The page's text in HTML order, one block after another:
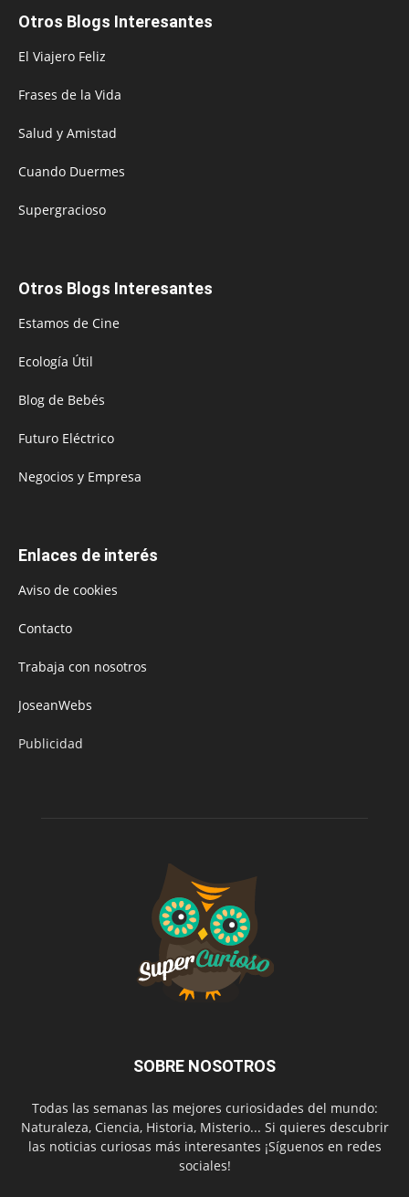
Otros Blogs Interesantes
El Viajero Feliz
Frases de la Vida
Salud y Amistad
Cuando Duermes
Supergracioso
Otros Blogs Interesantes
Estamos de Cine
Ecología Útil
Blog de Bebés
Futuro Eléctrico
Negocios y Empresa
Enlaces de interés
Aviso de cookies
Contacto
Trabaja con nosotros
JoseanWebs
Publicidad
SOBRE NOSOTROS
Todas las semanas las mejores curiosidades del mundo:
Naturaleza, Ciencia, Historia, Misterio... Si quieres descubrir
las noticias curiosas más interesantes ¡Síguenos en redes
sociales!